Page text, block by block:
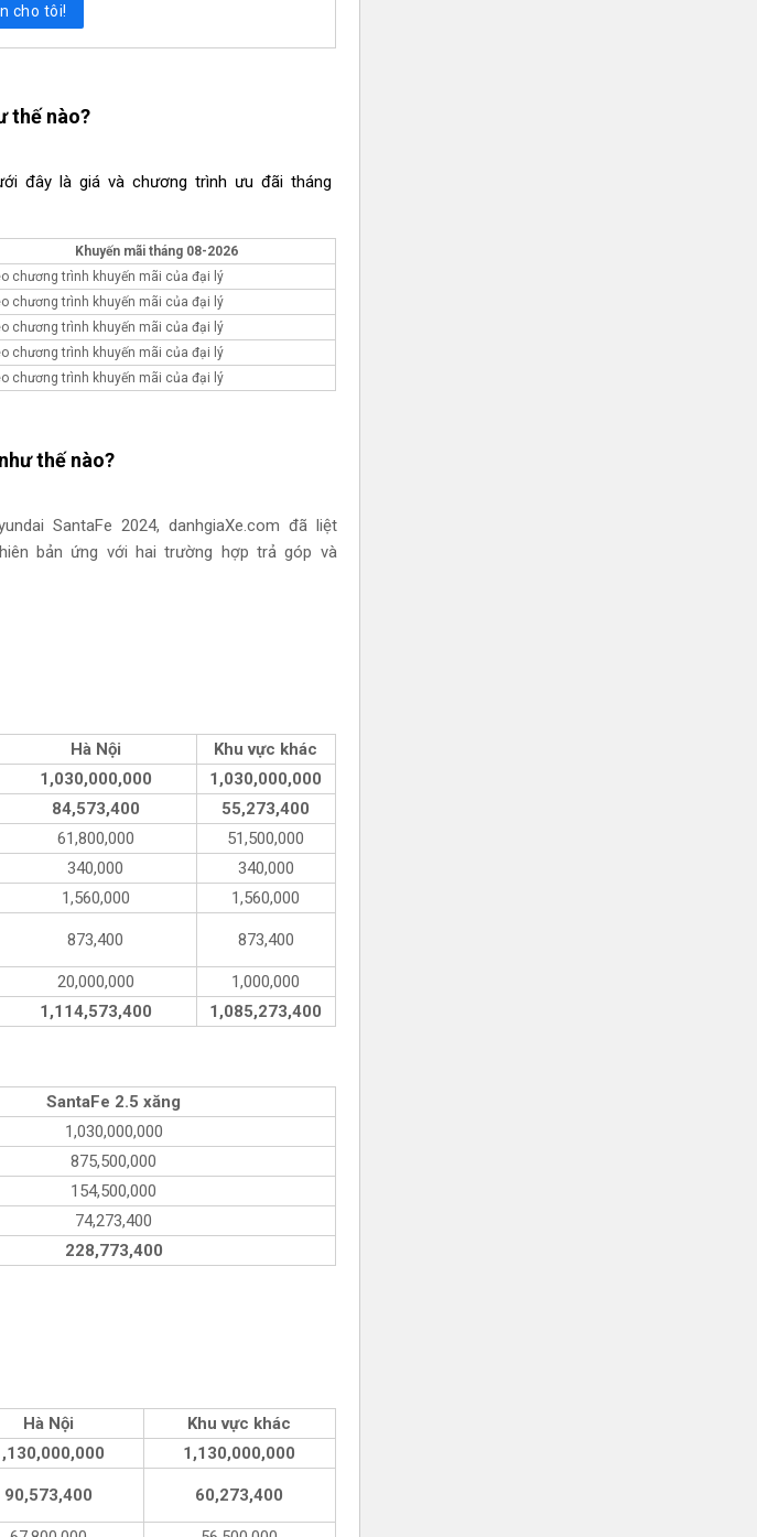
cho tôi!
thế nào?
đây là giá và chương trình ưu đãi tháng
Khuyến mãi tháng 08-2026
chương trình khuyến mãi của đại lý
chương trình khuyến mãi của đại lý
chương trình khuyến mãi của đại lý
chương trình khuyến mãi của đại lý
chương trình khuyến mãi của đại lý
thế nào?
SantaFe 2024, danhgiaXe.com đã liệt
bản ứng với hai trường hợp trả góp và
Hà Nội
Khu vực khác
1,030,000,000
1,030,000,000
84,573,400
55,273,400
61,800,000
51,500,000
340,000
340,000
1,560,000
1,560,000
873,400 873,400
20,000,000
1,000,000
1,114,573,400 1,085,273,400
SantaFe 2.5 xăng
1,030,000,000
875,500,000
154,500,000
74,273,400
228,773,400
Hà Nội
Khu vực khác
1,130,000,000
90,573,400 60,273,400